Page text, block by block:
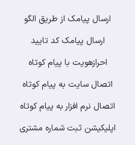
ارسال پیامک از طریق الگو
ارسال پیامک کد تایید
احرازهویت با پیام کوتاه
اتصال سایت به پیام کوتاه
اتصال نرم افزار به پیام کوتاه
اپلیکیشن ثبت شماره مشتری